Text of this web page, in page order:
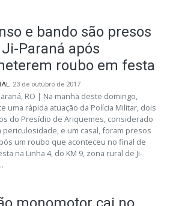
e bando são presos
Paraná após
roubo em festa
23 de outubro de 2017
RO | Na manhã deste domingo,
uma rápida atuação da Polícia Militar, dois
do Presídio de Ariquemes, considerado
periculosidade, e um casal, foram presos
um roubo que aconteceu no final de
na Linha 4, do KM 9, zona rural de Ji-